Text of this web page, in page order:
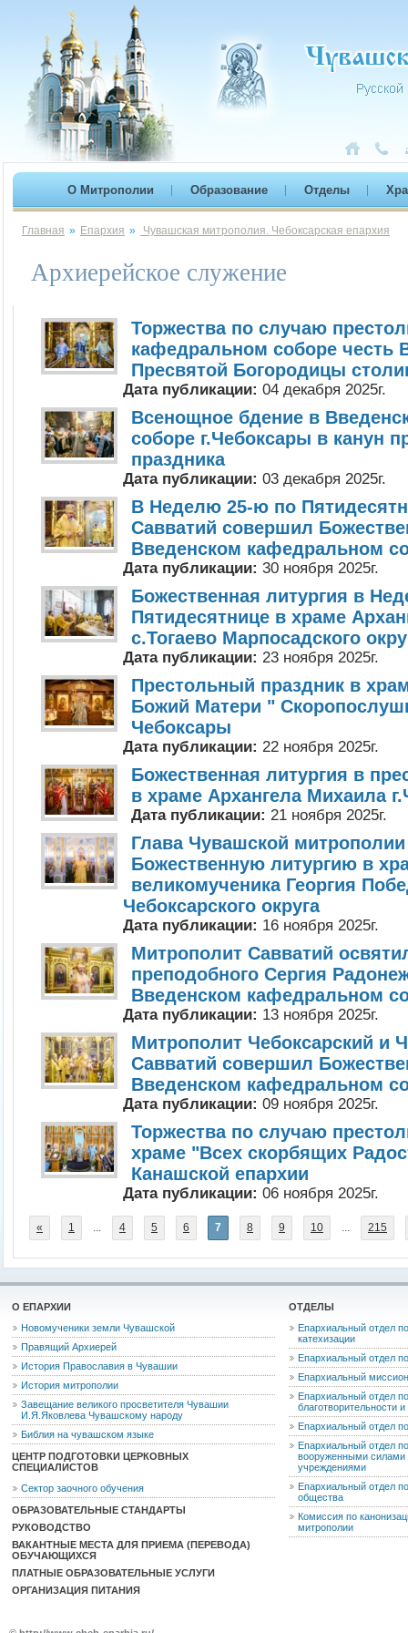
О Митрополии Образование Отделы
Главная » Епархия » Чувашская митрополия. Чебоксарская епархия
Архиерейское служение
Торжества по случаю
кафедральном соборе честь
Пресвятой Богородицы
Дата публикации: 04 декабря 2025г.
Всенощное бдение в
соборе г.Чебоксары в канун
праздника
Дата публикации: 03 декабря 2025г.
В Неделю 25-ю по
Савватий совершил
Введенском кафедральном
Дата публикации: 30 ноября 2025г.
Божественная литургия в
Пятидесятнице в храме
с.Тогаево Марпосадского
Дата публикации: 23 ноября 2025г.
Престольный праздник в
Божий Матери "
Чебоксары
Дата публикации: 22 ноября 2025г.
Божественная литургия в
в храме Архангела Михаила
Дата публикации: 21 ноября 2025г.
Глава Чувашской
Божественную литургию в
великомученика Георгия
Чебоксарского округа
Дата публикации: 16 ноября 2025г.
Митрополит Савватий
преподобного Сергия
Введенском кафедральном
Дата публикации: 13 ноября 2025г.
Митрополит Чебоксарский и
Савватий совершил
Введенском кафедральном
Дата публикации: 09 ноября 2025г.
Торжества по случаю
храме "Всех скорбящих
Канашской епархии
Дата публикации: 06 ноября 2025г.
« 1 ... 4 5 6 7 8 9 10 ... 215
О ЕПАРХИИ
Новомученики земли Чувашской
Правящий Архиерей
История Православия в Чувашии
История митрополии
Завещание великого просветителя Чувашии
И.Я.Яковлева Чувашскому народу
Библия на чувашском языке
ЦЕНТР ПОДГОТОВКИ ЦЕРКОВНЫХ
СПЕЦИАЛИСТОВ
Сектор заочного обучения
ОБРАЗОВАТЕЛЬНЫЕ СТАНДАРТЫ
РУКОВОДСТВО
ВАКАНТНЫЕ МЕСТА ДЛЯ ПРИЕМА (ПЕРЕВОДА)
ОБУЧАЮЩИХСЯ
ПЛАТНЫЕ ОБРАЗОВАТЕЛЬНЫЕ УСЛУГИ
ОРГАНИЗАЦИЯ ПИТАНИЯ
ОТДЕЛЫ
Епархиальный отдел
катехизации
Епархиальный отдел
Епархиальный
Епархиальный отдел
благотворительности
Епархиальный отдел
Епархиальный отдел
вооруженными силами
учреждениями
Епархиальный отдел
общества
Комиссия по
митрополии